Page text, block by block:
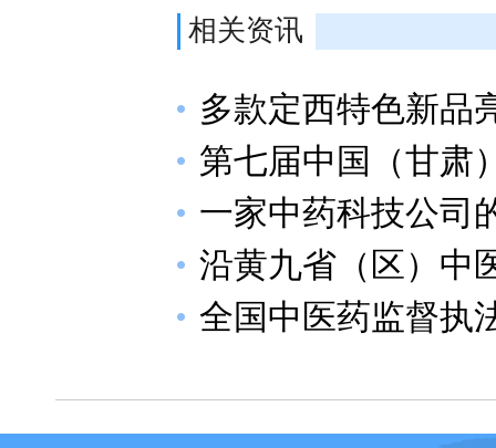
相关资讯
多款定西特色新品
第七届中国（甘肃
一家中药科技公司
沿黄九省（区）中
全国中医药监督执